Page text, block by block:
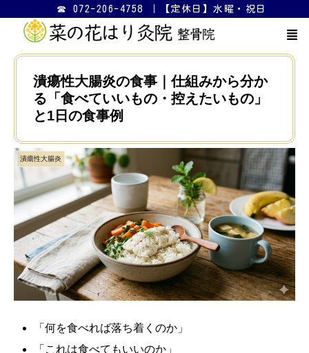
☎ 072-206-4758 ｜【定休日】水曜・祝日
潰瘍性大腸炎の食事｜仕組みから分か
る「食べていいもの・控えたいもの」
と1日の食事例
潰瘍性大腸炎
「何を食べれば落ち着くのか」
「これは食べてもいいのか」